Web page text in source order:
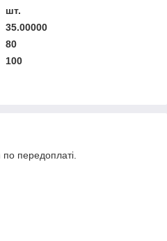
шт.
35.00000
80
100
по передоплаті.